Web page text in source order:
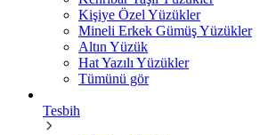
Kişiye Özel Yüzükler
Mineli Erkek Gümüş Yüzükler
Altın Yüzük
Hat Yazılı Yüzükler
Tümünü gör
Tesbih